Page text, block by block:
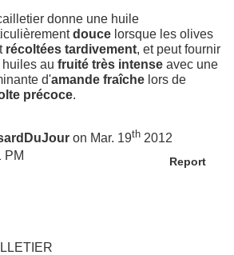
donne une huile
douce lorsque les olives
récoltées tardivement, et peut fournir
au fruité très intense avec une
d'amande fraîche lors de
précoce.
on Mar. 19th 2012
PM
Report